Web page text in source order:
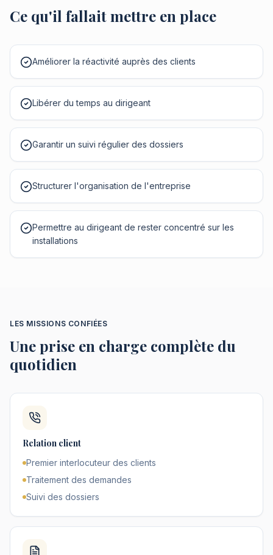
Ce qu'il fallait mettre en place
Améliorer la réactivité auprès des clients
Libérer du temps au dirigeant
Garantir un suivi régulier des dossiers
Structurer l'organisation de l'entreprise
Permettre au dirigeant de rester concentré sur les
installations
LES MISSIONS CONFIÉES
Une prise en charge complète du
quotidien
Relation client
Premier interlocuteur des clients
Traitement des demandes
Suivi des dossiers